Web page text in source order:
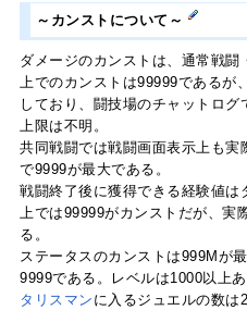
～カンストについて～
ダメージのカンストは、通常戦
上でのカンストは99999であるが
しており、闘技場のチャットログ
上限は不明。
共同戦闘では戦闘画面表示上も
で9999が最大である。
戦闘終了後に獲得できる経験値
上では99999がカンストだが、実
る。
ステータスのカンストは999Mが
9999である。レベルは1000以上あ
タリスマン に入るジュエルの数は